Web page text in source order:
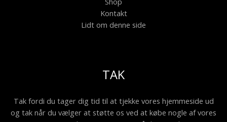
Kontakt
Lidt om denne side
TAK
Tak fordi du tager dig tid til at tjekke vores hjemmeside ud
og tak når du vælger at støtte os ved at købe nogle af vores